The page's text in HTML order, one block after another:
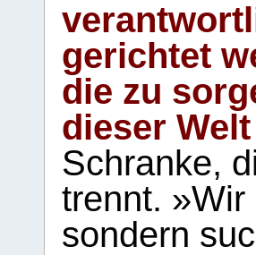
gerichtet
die zu
dieser
Schranke,
trennt.
sondern